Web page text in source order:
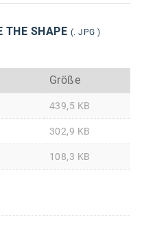
THE SHAPE (. JPG )
Größe
439,5 KB
302,9 KB
108,3 KB